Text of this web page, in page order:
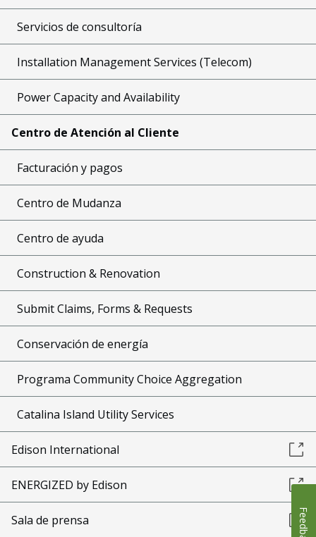
Servicios de consultoría
Installation Management Services (Telecom)
Power Capacity and Availability
Centro de Atención al Cliente
Facturación y pagos
Centro de Mudanza
Centro de ayuda
Construction & Renovation
Submit Claims, Forms & Requests
Conservación de energía
Programa Community Choice Aggregation
Catalina Island Utility Services
Edison International
ENERGIZED by Edison
Sala de prensa